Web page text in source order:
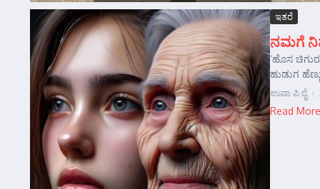
ಇತರೆ
ನಮಗೆ
‘ಹೊಸ
ಹುಡುಗ
ಉಷಾ ಪಿ ರೈ
Read More